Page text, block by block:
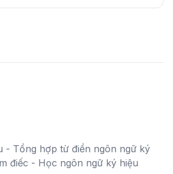
- Tổng hợp từ điển ngôn ngữ ký
điếc - Học ngôn ngữ ký hiệu